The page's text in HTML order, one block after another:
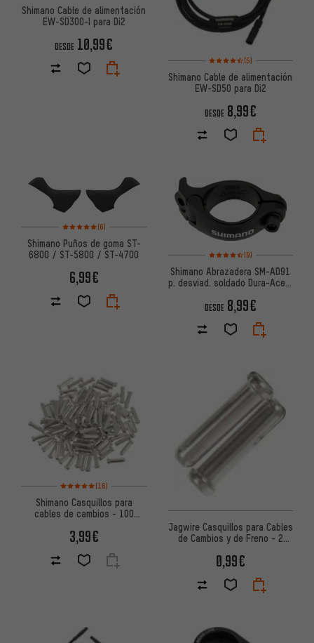
Shimano Cable de alimentación
EW-SD300-I para Di2
DESDE 10,99€
Valoración media: 4,5 de 5
(5)
Shimano Cable de alimentación
EW-SD50 para Di2
DESDE 8,99€
Valoración media: 5 de 5 basada en 6 reseñas
(6)
Shimano Puños de goma ST-
6800 / ST-5800 / ST-4700
6,99€
Valoración media: 4,5 de 5
(9)
Shimano Abrazadera SM-AD91
p. desviad. soldado Dura-Ace /
DESDE 8,99€
Valoración media: 5 de 5 basada en 16 reseñas
(16)
Shimano Casquillos para
cables de cambios - 100
3,99€
Jagwire Casquillos para Cables
de Cambios y de Freno - 2
0,99€